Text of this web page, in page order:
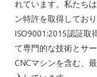
れています。私たち
ン特許を取得してお
ISO9001:2015認証取
て専門的な技術とサ
CNCマシンを含む、